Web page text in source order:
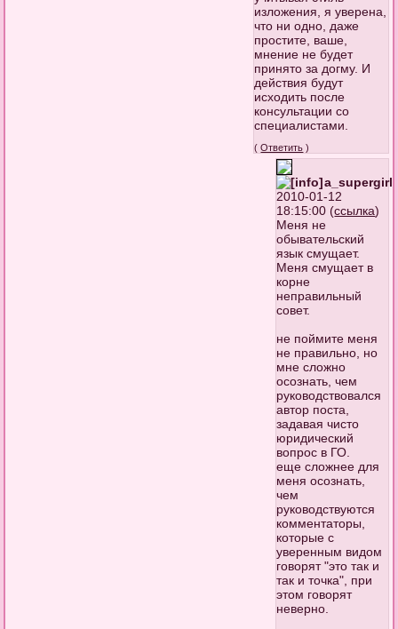
изложения, я уверена,
что ни одно, даже
простите, ваше,
мнение не будет
принято за догму. И
действия будут
исходить после
консультации со
специалистами.
(Ответить )
a_supergirl
2010-01-12
18:15:00 (ссылка)
Меня не
обывательский
язык смущает.
Меня смущает в
корне
неправильный
совет.
не поймите меня
не правильно, но
мне сложно
осознать, чем
руководствовался
автор поста,
задавая чисто
юридический
вопрос в ГО.
еще сложнее для
меня осознать,
чем
руководствуются
комментаторы,
которые с
уверенным видом
говорят "это так и
так и точка", при
этом говорят
неверно.